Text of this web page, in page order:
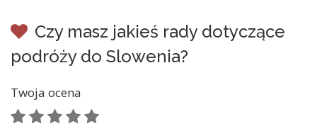
Czy masz jakieś rady dotyczące
podróży do Slowenia?
Twoja ocena